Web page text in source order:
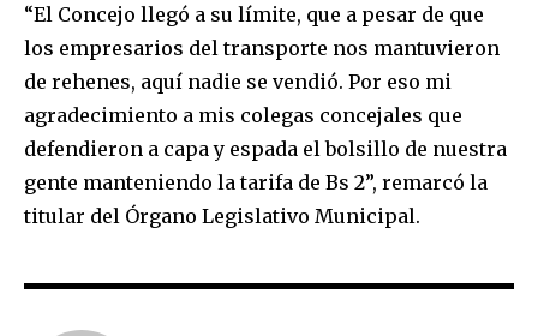
SUBSCRIBERS and be part of the
conversation.
To subscribe, simply enter your email address on our website
or click the subscribe button below. Don't worry, we respect
your privacy and won't spam your inbox. Your information is
safe with us.
“El Concejo llegó a su límite, que a pesar de que
los empresarios del transporte nos mantuvieron
de rehenes, aquí nadie se vendió. Por eso mi
agradecimiento a mis colegas concejales que
defendieron a capa y espada el bolsillo de nuestra
gente manteniendo la tarifa de Bs 2”, remarcó la
titular del Órgano Legislativo Municipal.